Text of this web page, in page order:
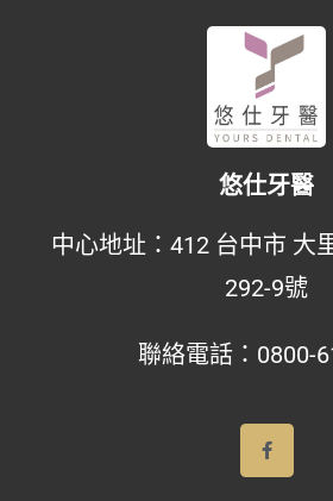
悠仕牙醫
中心地址： 412 台中市 大
292-9號
聯絡電話： 0800-